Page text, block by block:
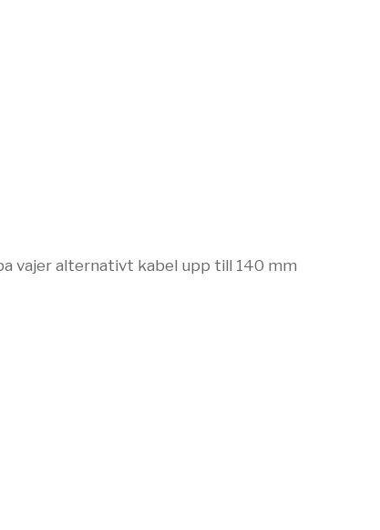
vajer alternativt kabel upp till 140 mm